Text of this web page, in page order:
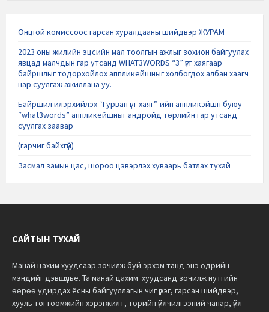
Онцгой комиссоос гарсан хуралдааны шийдвэр ЖУРАМ
2023 оны жилийн эцсийн мал тоолгын ажлыг зохион байгуулах
явцад малчдын гар утсанд WHAT3WORDS “3” үгт хаягаар
байршлыг тодорхойлох аппликейшныг холбогдох албан хаагч
нар суулгаж ажиллана уу.
Байршил илэрхийлэх “Гурван үгт хаяг”-ийн аппликэйшн буюу
“what3words” аппликейшныг андройд төрлийн гар утсанд
суулгах заавар
(гарчиг байхгүй)
Засмал замын цас, шороо цэвэрлэх хуваарь батлах тухай
САЙТЫН ТУХАЙ
Манай цахим хуудсаар зочилж буй эрхэм танд энэ өдрийн
мэндийг дэвшүүлье. Та манай цахим хуудсанд зочилж нутгийн
өөрөө удирдах ёсны байгууллагын чиг үүрэг, гарсан шийдвэр,
хууль тогтоомжийн хэрэгжилт, төрийн үйлчилгээний чанар, үйл